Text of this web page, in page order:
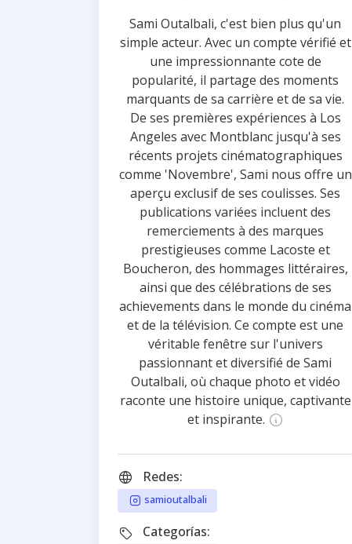
Sami Outalbali, c'est bien plus qu'un
simple acteur. Avec un compte vérifié et
une impressionnante cote de
popularité, il partage des moments
marquants de sa carrière et de sa vie.
De ses premières expériences à Los
Angeles avec Montblanc jusqu'à ses
récents projets cinématographiques
comme 'Novembre', Sami nous offre un
aperçu exclusif de ses coulisses. Ses
publications variées incluent des
remerciements à des marques
prestigieuses comme Lacoste et
Boucheron, des hommages littéraires,
ainsi que des célébrations de ses
achievements dans le monde du cinéma
et de la télévision. Ce compte est une
véritable fenêtre sur l'univers
passionnant et diversifié de Sami
Outalbali, où chaque photo et vidéo
raconte une histoire unique, captivante
et inspirante.
Redes:
samioutalbali
Categorías: